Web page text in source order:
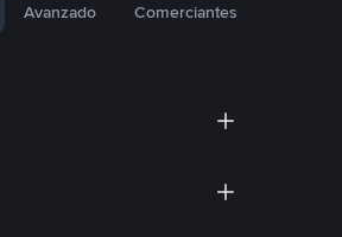
Avanzado Comerciantes